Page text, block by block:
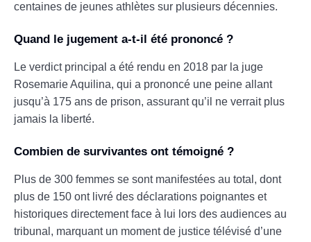
centaines de jeunes athlètes sur plusieurs décennies.
Quand le jugement a-t-il été prononcé ?
Le verdict principal a été rendu en 2018 par la juge
Rosemarie Aquilina, qui a prononcé une peine allant
jusqu’à 175 ans de prison, assurant qu’il ne verrait plus
jamais la liberté.
Combien de survivantes ont témoigné ?
Plus de 300 femmes se sont manifestées au total, dont
plus de 150 ont livré des déclarations poignantes et
historiques directement face à lui lors des audiences au
tribunal, marquant un moment de justice télévisé d’une